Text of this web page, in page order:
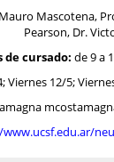
Mascotena,
Pearson, Dr.
de cursado: de 9 a
Viernes 12/5;